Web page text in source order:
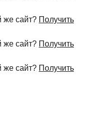
же сайт? Получить
же сайт? Получить
же сайт? Получить